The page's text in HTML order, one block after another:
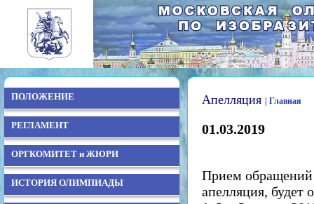
ПОЛОЖЕНИЕ
РЕГЛАМЕНТ
ОРГКОМИТЕТ и ЖЮРИ
ИСТОРИЯ ОЛИМПИАДЫ
Апелляция | Главная
01.03.2019
Прием обращений
апелляция, будет